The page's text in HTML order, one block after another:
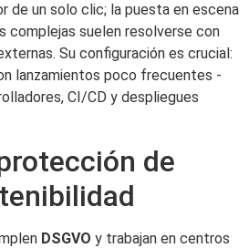
de un solo clic; la puesta en escena
complejas suelen resolverse con
Su configuración es crucial:
lanzamientos poco frecuentes -
CI/CD y despliegues
de
DSGVO y trabajan en centros